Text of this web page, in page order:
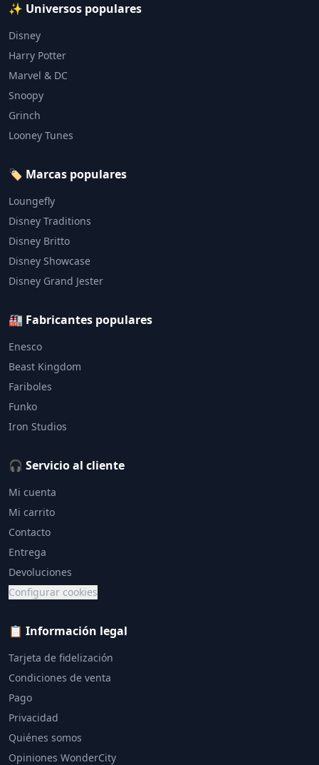
✨ Universos populares
Disney
Harry Potter
Marvel & DC
Snoopy
Grinch
Looney Tunes
🏷️ Marcas populares
Loungefly
Disney Traditions
Disney Britto
Disney Showcase
Disney Grand Jester
🏭 Fabricantes populares
Enesco
Beast Kingdom
Fariboles
Funko
Iron Studios
🎧 Servicio al cliente
Mi cuenta
Mi carrito
Contacto
Entrega
Devoluciones
Configurar cookies
📋 Información legal
Tarjeta de fidelización
Condiciones de venta
Pago
Privacidad
Quiénes somos
Opiniones WonderCity